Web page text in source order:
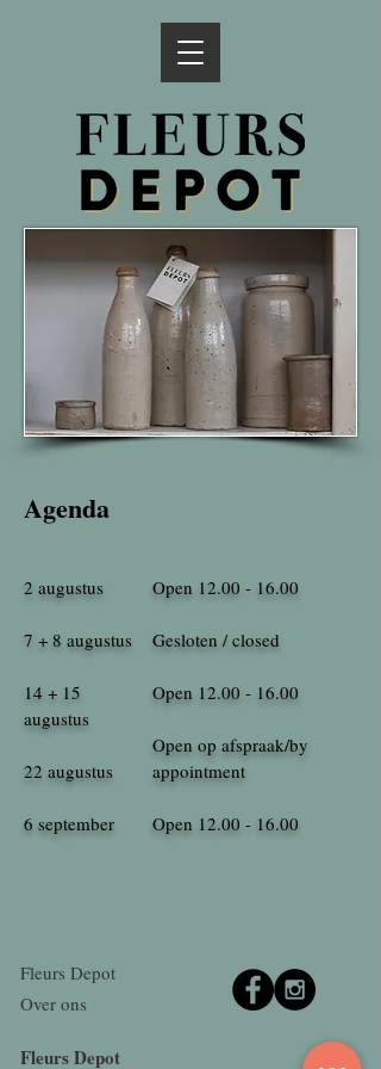
Agenda
2 augustus
7 + 8 augustus
14 + 15
augustus
22 augustus
6 september
Open 12.00 - 16.00
Gesloten / closed
Open 12.00 - 16.00
Open op afspraak/by
appointment
Open 12.00 - 16.00
Fleurs Depot
Over ons
Fleurs Depot